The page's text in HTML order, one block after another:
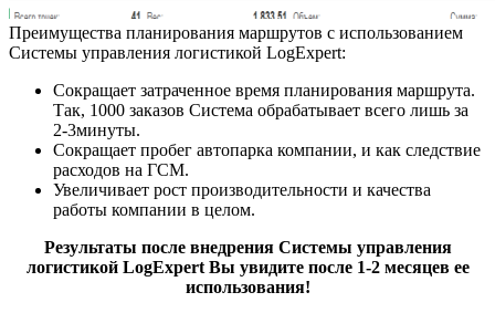
Преимущества планирования маршрутов с использованием
Системы управления логистикой LogExpert:
Сокращает затраченное время планирования маршрута.
Так, 1000 заказов Система обрабатывает всего лишь за
2-3минуты.
Сокращает пробег автопарка компании, и как следствие
расходов на ГСМ.
Увеличивает рост производительности и качества
работы компании в целом.
Результаты после внедрения Системы управления
логистикой LogExpert Вы увидите после 1-2 месяцев ее
использования!